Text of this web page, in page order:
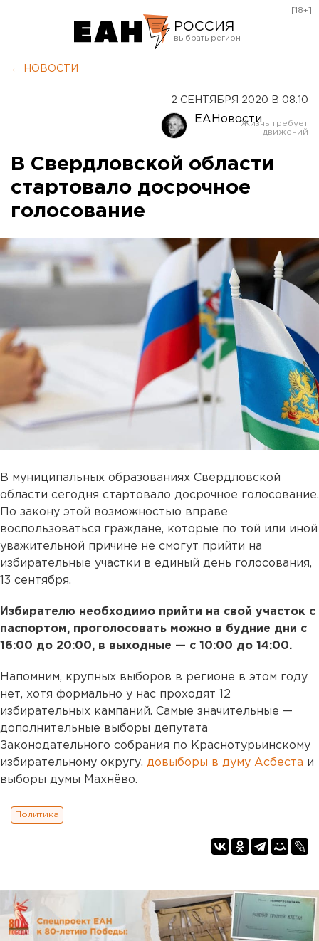
РОССИЯ
Оренбург
[18+]
← НОВОСТИ
2 СЕНТЯБРЯ 2020 В 08:10
ЕАНовости
В Свердловской области
стартовало досрочное
голосование
В муниципальных образованиях Свердловской
области сегодня стартовало досрочное голосование.
По закону этой возможностью вправе
воспользоваться граждане, которые по той или иной
уважительной причине не смогут прийти на
избирательные участки в единый день голосования,
13 сентября.
Избирателю необходимо прийти на свой участок с
паспортом, проголосовать можно в будние дни с
16:00 до 20:00, в выходные — с 10:00 до 14:00.
Напомним, крупных выборов в регионе в этом году
нет, хотя формально у нас проходят 12
избирательных кампаний. Самые значительные —
дополнительные выборы депутата
Законодательного собрания по Краснотурьинскому
избирательному округу, довыборы в думу Асбеста и
выборы думы Махнёво.
Политика